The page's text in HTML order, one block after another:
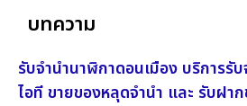
บทความ
รับจำนำนาฬิกาดอนเมือง บริการรั
ไอที ขายของหลุดจำนำ และ รับฝา